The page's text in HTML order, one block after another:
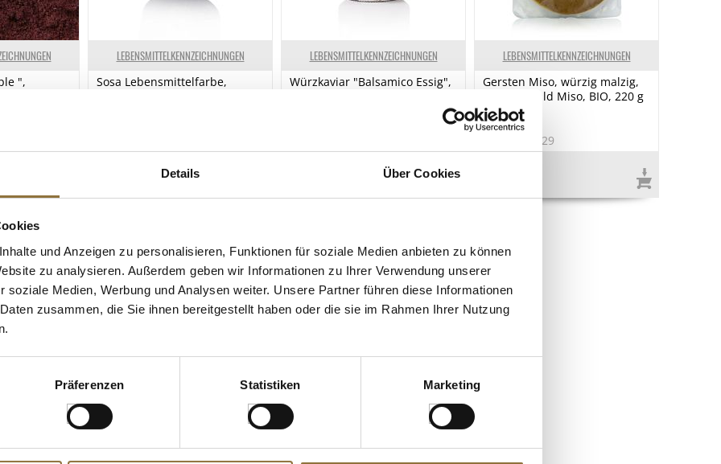
Details Über Cookies
und Anzeigen zu personalisieren, Funktionen für soziale Medien anbieten zu können
zu analysieren. Außerdem geben wir Informationen zu Ihrer Verwendung unserer
soziale Medien, Werbung und Analysen weiter. Unsere Partner führen diese Informationen
zusammen, die Sie ihnen bereitgestellt haben oder die sie im Rahmen Ihrer Nutzung
Präferenzen Statistiken Marketing
",
LEBENSMITTELKENNZEICHNUNGEN
Sosa Lebensmittelfarbe,
LEBENSMITTELKENNZEICHNUNGEN
Würzkaviar "Balsamico Essig",
LEBENSMITTELKENNZEICHNUNGEN
Gersten Miso, würzig malzig,
Schwarzwald Miso, BIO, 220 g
Art.Nr.:50229